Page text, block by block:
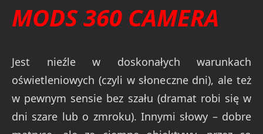
MODS 360 CAMERA
Jest nieźle w doskonałych warunkach
oświetleniowych (czyli w słoneczne dni), ale też
w pewnym sensie bez szału (dramat robi się w
dni szare lub o zmroku). Innymi słowy – dobre